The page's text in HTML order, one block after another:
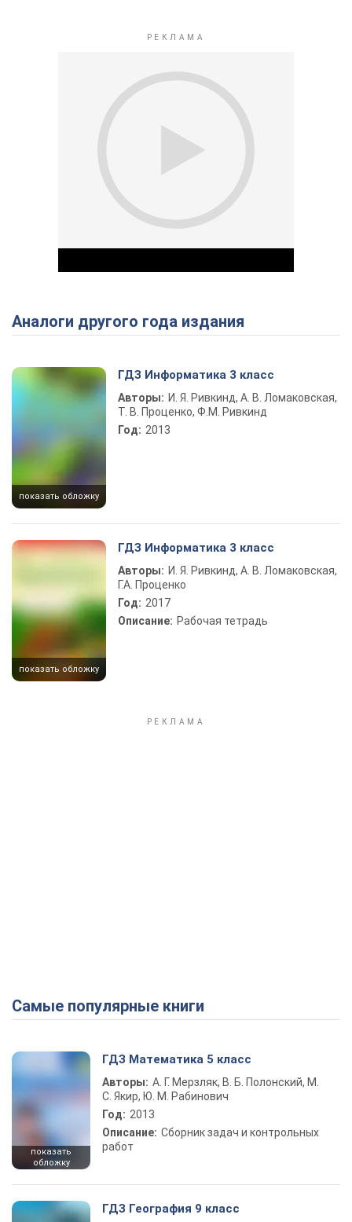
Play Video
Аналоги другого года издания
показать обложку
ГДЗ Информатика 3 класс
Авторы: И. Я. Ривкинд, А. В. Ломаковская,
Т. В. Проценко, Ф.М. Ривкинд
Год: 2013
показать обложку
ГДЗ Информатика 3 класс
Авторы: И. Я. Ривкинд, А. В. Ломаковская,
Г.А. Проценко
Год: 2017
Описание: Рабочая тетрадь
Самые популярные книги
показать
обложку
ГДЗ Математика 5 класс
Авторы: А. Г. Мерзляк, В. Б. Полонский, М.
С. Якир, Ю. М. Рабинович
Год: 2013
Описание: Сборник задач и контрольных
работ
ГДЗ География 9 класс